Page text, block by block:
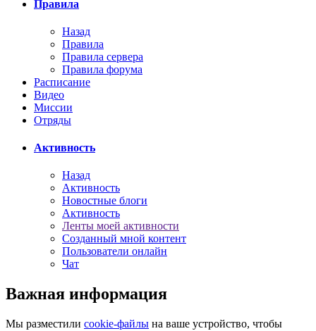
Правила
Назад
Правила
Правила сервера
Правила форума
Расписание
Видео
Миссии
Отряды
Активность
Назад
Активность
Новостные блоги
Активность
Ленты моей активности
Созданный мной контент
Пользователи онлайн
Чат
Важная информация
Мы разместили cookie-файлы на ваше устройство, чтобы